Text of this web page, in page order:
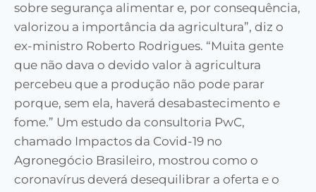
sobre segurança alimentar e, por consequência,
valorizou a importância da agricultura”, diz o
ex-ministro Roberto Rodrigues. “Muita gente
que não dava o devido valor à agricultura
percebeu que a produção não pode parar
porque, sem ela, haverá desabastecimento e
fome.” Um estudo da consultoria PwC,
chamado Impactos da Covid-19 no
Agronegócio Brasileiro, mostrou como o
coronavírus deverá desequilibrar a oferta e o